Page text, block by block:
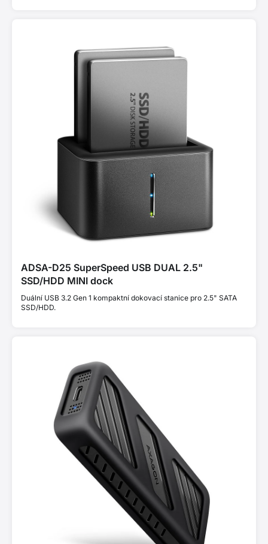
ADSA-D25 SuperSpeed USB DUAL 2.5"
SSD/HDD MINI dock
Duální USB 3.2 Gen 1 kompaktní dokovací stanice pro 2.5" SATA
SSD/HDD.